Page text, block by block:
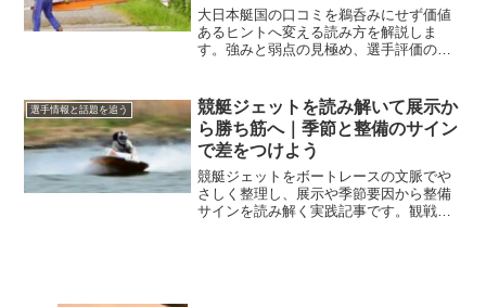
大日本艇国の口コミを鵜呑みにせず価値
あるヒントへ変える読み方を解説しま
す。強みと弱点の見極め、選手評価の読
選手情報と話題を追う
競艇ジェットを読み解いて展示か
ら勝ち筋へ｜季節と整備のサイン
で差をつけよう
競艇ジェットをボートレースの文脈でや
さしく整理し、展示や季節要因から整備
サインを読み解く実践記事です。観戦中